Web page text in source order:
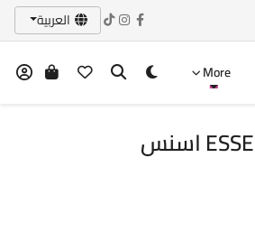
العربية
More
ESSENCE line n' STAIN! TATTOO LIP LINER اسنس